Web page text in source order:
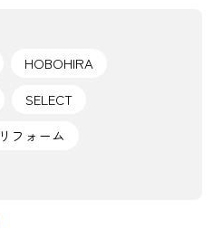
HOBOHIRA
SELECT
リフォーム